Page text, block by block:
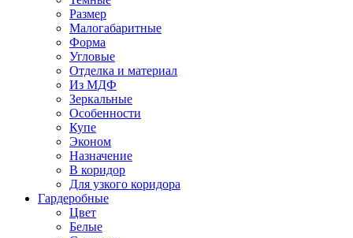
Размер
Малогабаритные
Форма
Угловые
Отделка и материал
Из МДФ
Зеркальные
Особенности
Купе
Эконом
Назначение
В коридор
Для узкого коридора
Гардеробные
Цвет
Белые